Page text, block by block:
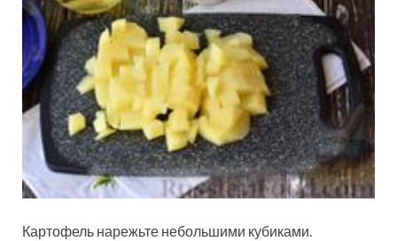
Картофель нарежьте небольшими кубиками.